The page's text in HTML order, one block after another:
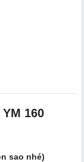
160
sao nhé)